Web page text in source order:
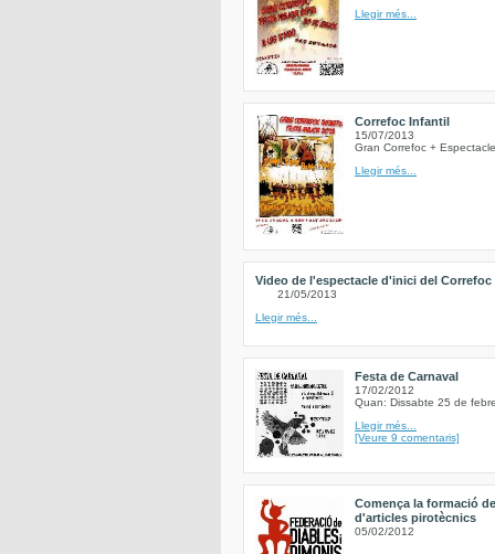
Llegir més...
Correfoc Infantil
15/07/2013
Gran Correfoc +
Llegir més...
Video de l'espectacle d'inici del Correfoc
21/05/2013
Llegir més...
Festa de Carnaval
17/02/2012
Quan: Dissabte 25 de
Llegir més...
[Veure 9 comentaris]
Comença la formació
d'articles pirotècnics
05/02/2012